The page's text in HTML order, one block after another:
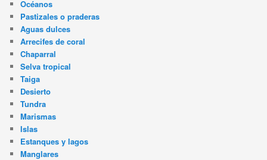
Océanos
Pastizales o praderas
Aguas dulces
Arrecifes de coral
Chaparral
Selva tropical
Taiga
Desierto
Tundra
Marismas
Islas
Estanques y lagos
Manglares